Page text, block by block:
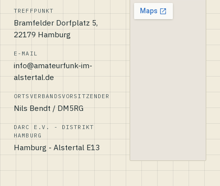
TREFFPUNKT
Bramfelder Dorfplatz 5,
22179 Hamburg
E-MAIL
info@amateurfunk-im-
alstertal.de
ORTSVERBANDSVORSITZENDER
Nils Bendt / DM5RG
DARC E.V. - DISTRIKT
HAMBURG
Hamburg - Alstertal E13